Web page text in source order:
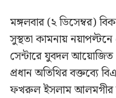
মঙ্গলবার (২ ডিসেম্বর)
সুস্থতা কামনায়
সেন্টারে যুবদল আয়োজিত
প্রধান অতিথির বক্তব্যে
ফখরুল ইসলাম আলমগীর